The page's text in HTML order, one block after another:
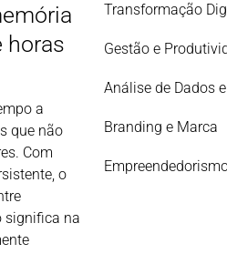
horas
a
que não
Com
o
significa na
Transformação
Gestão e
Análise de Dados
Branding e Marca